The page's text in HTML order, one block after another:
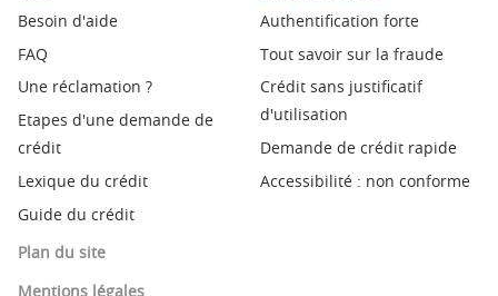
Besoin d'aide
FAQ
Une réclamation ?
Etapes d'une demande de
crédit
Lexique du crédit
Guide du crédit
Authentification forte
Tout savoir sur la fraude
Crédit sans justificatif
d'utilisation
Demande de crédit rapide
Accessibilité : non conforme
Plan du site
Mentions légales